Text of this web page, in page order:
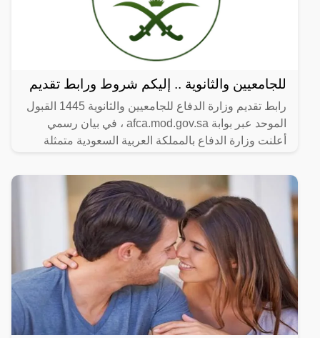
للجامعيين والثانوية .. إليكم شروط ورابط تقديم
رابط تقديم وزارة الدفاع للجامعيين والثانوية 1445 القبول
الموحد عبر بوابة afca.mod.gov.sa ، في بيان رسمي
أعلنت وزارة الدفاع بالمملكة العربية السعودية متمثلة